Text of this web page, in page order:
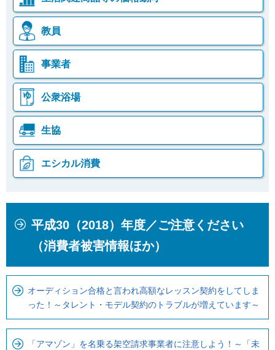
教員
事業者
公衆浴場
生協
エシカル消費
ま
で
す
。
ロ
ー
ル
ナ
平成30（2018）年度／ご注意ください
（消費者被害情報ほか）
オーディション合格と言われ高額なレッスン契約をしてしま
った！～タレント・モデル契約のトラブルが増えています～
「アマゾン」を名乗る架空請求事業者に注意しよう！～「未